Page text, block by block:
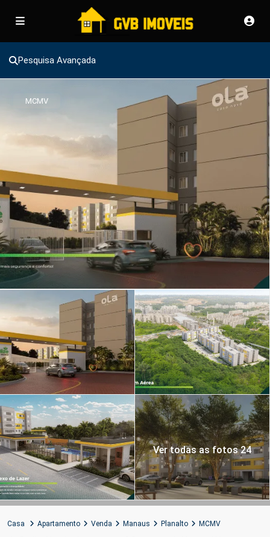
Pesquisa Avançada
MCMV
Ver todas as fotos 24
Casa Apartamento Venda Manaus Planalto MCMV